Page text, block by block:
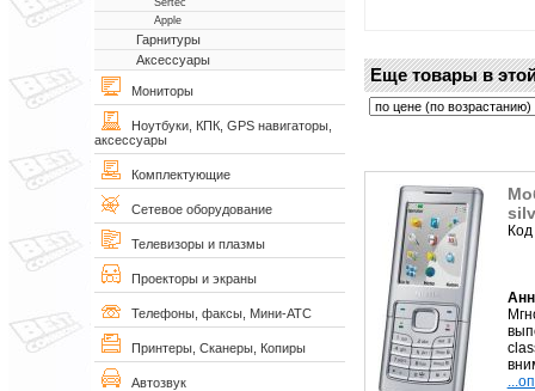
Sertec
Apple
Гарнитуры
Аксессуары
Мониторы
Ноутбуки, КПК, GPS навигаторы,
аксессуары
Комплектующие
Сетевое оборудование
Телевизоры и плазмы
Проекторы и экраны
Телефоны, факсы, Мини-АТС
Принтеры, Сканеры, Копиры
Автозвук
Еще товары в